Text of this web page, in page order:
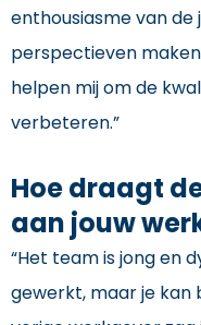
enthousiasme van de
perspectieven
helpen mij om de
verbeteren.”
Hoe draagt
aan jouw
“Het team is jong en
gewerkt, maar je kan